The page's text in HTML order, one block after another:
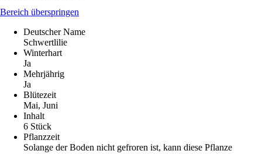
Bereich überspringen
Deutscher Name
Schwertlilie
Winterhart
Ja
Mehrjährig
Ja
Blütezeit
Mai, Juni
Inhalt
6 Stück
Pflanzzeit
Solange der Boden nicht gefroren ist, kann diese Pflanze